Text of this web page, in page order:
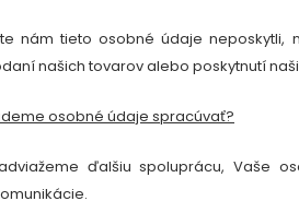
nám tieto osobné údaje neposkytli,
našich tovarov alebo poskytnutí
osobné údaje spracúvať?
ďalšiu spoluprácu, Vaše